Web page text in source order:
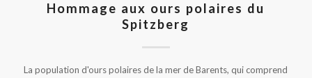
Hommage aux ours polaires du
Spitzberg
La population d'ours polaires de la mer de Barents, qui comprend